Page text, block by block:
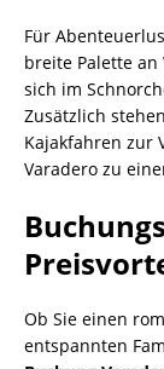
Für
breite Palette an
sich im
Zusätzlich
Kajakfahren zur
Varadero zu
Ob Sie einen
entspannten